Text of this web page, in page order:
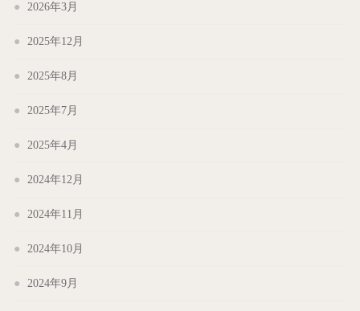
2026年3月
2025年12月
2025年8月
2025年7月
2025年4月
2024年12月
2024年11月
2024年10月
2024年9月